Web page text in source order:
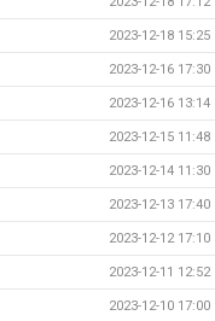
2023-12-18 15:25
2023-12-16 17:30
2023-12-16 13:14
2023-12-15 11:48
2023-12-14 11:30
2023-12-13 17:40
2023-12-12 17:10
2023-12-11 12:52
2023-12-10 17:00